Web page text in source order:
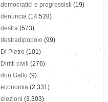
democratici e progressisti (19)
denuncia (14.528)
destra (573)
destradipopolo (99)
Di Pietro (101)
Diritti civili (276)
don Gallo (9)
economia (2.331)
elezioni (3.303)